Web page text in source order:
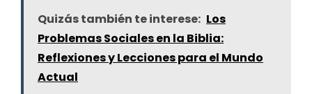
Quizás también te interese: Los
Problemas Sociales en la Biblia:
Reflexiones y Lecciones para el Mundo
Actual